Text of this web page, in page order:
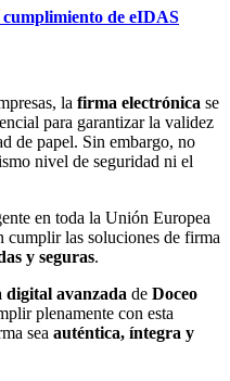
de eIDAS
la firma electrónica se
para garantizar la validez
de papel. Sin embargo, no
nivel de seguridad ni el
en toda la Unión Europea
las soluciones de firma
y seguras.
digital avanzada de Doceo
plenamente con esta
sea auténtica, íntegra y